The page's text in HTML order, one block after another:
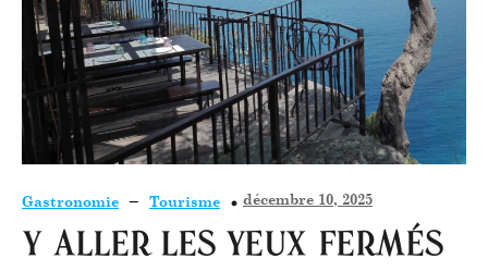
Gastronomie – Tourisme décembre 10, 2025
Y aller les yeux fermés